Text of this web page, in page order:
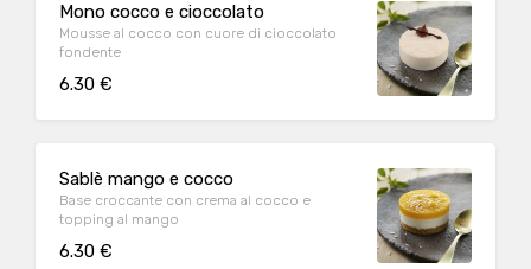
Mono cocco e cioccolato
Mousse al cocco con cuore di cioccolato
fondente
6.30 €
Sablè mango e cocco
Base croccante con crema al cocco e
topping al mango
6.30 €